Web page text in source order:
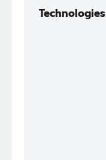
Technologies